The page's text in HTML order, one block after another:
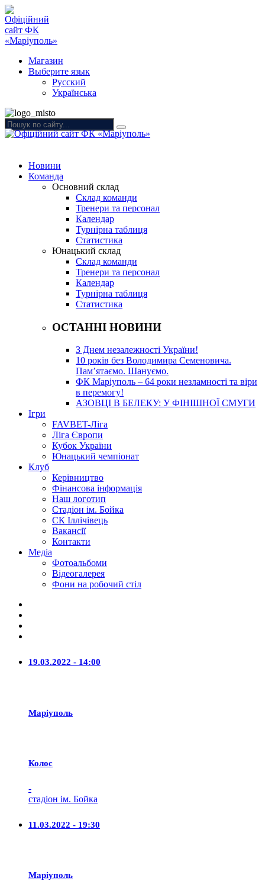
Магазин
Выберите язык
Русский
Українська
Новини
Команда
Основний склад
Склад команди
Тренери та персонал
Календар
Турнірна таблиця
Статистика
Юнацький склад
Склад команди
Тренери та персонал
Календар
Турнірна таблиця
Статистика
ОСТАННІ НОВИНИ
З Днем незалежності України!
10 років без Володимира Семеновича.
Пам’ятаємо. Шануємо.
ФК Маріуполь – 64 роки незламності та віри
в перемогу!
АЗОВЦІ В БЕЛЕКУ: У ФІНІШНОЇ СМУГИ
Ігри
FAVBET-Ліга
Ліга Європи
Кубок України
Юнацький чемпіонат
Клуб
Керівництво
Фінансова інформація
Наш логотип
Стадіон ім. Бойка
СК Іллічівець
Вакансії
Контакти
Медіа
Фотоальбоми
Відеогалерея
Фони на робочий стіл
19.03.2022 - 14:00
Маріуполь
Колос
-
стадіон ім. Бойка
11.03.2022 - 19:30
Маріуполь